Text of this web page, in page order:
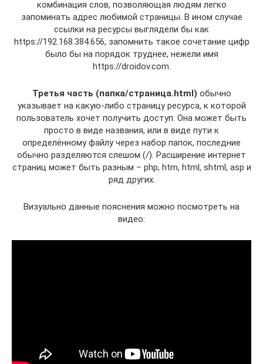
комбинация слов, позволяющая людям легко
запоминать адрес любимой страницы. В ином случае
ссылки на ресурсы выглядели бы как
https://192.168.384.656, запомнить такое сочетание цифр
было бы на порядок труднее, нежели имя
https://droidov.com.
Третья часть (папка/страница.html) обычно
указывает на какую-либо страницу ресурса, к которой
пользователь хочет получить доступ. Она может быть
просто в виде названия, или в виде пути к
определённому файлу через набор папок, последние
обычно разделяются слешом (/). Расширение интернет
страниц может быть разным – php, htm, html, shtml, asp и
ряд других.
Визуально данные пояснения можно посмотреть на
видео: